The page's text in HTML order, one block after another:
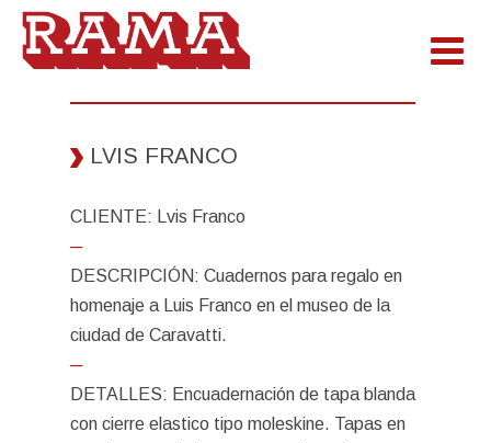
LVIS FRANCO
CLIENTE: Lvis Franco
─
DESCRIPCIÓN: Cuadernos para regalo en
homenaje a Luis Franco en el museo de la
ciudad de Caravatti.
─
DETALLES: Encuadernación de tapa blanda
con cierre elastico tipo moleskine. Tapas en